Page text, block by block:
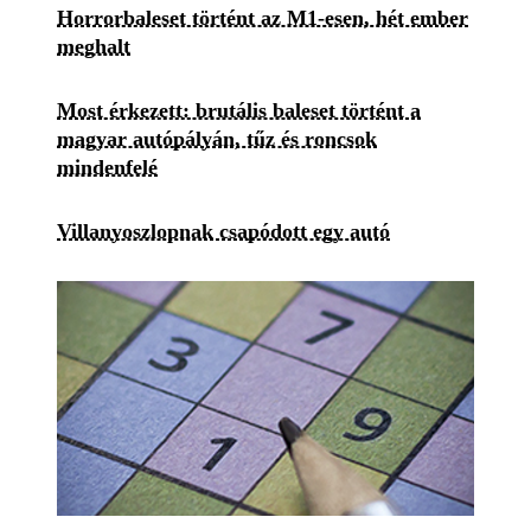
Horrorbaleset történt az M1-esen, hét ember
meghalt
Most érkezett: brutális baleset történt a
magyar autópályán, tűz és roncsok
mindenfelé
Villanyoszlopnak csapódott egy autó